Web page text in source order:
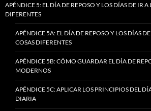
APÉNDICE 5: EL DÍA DE REPOSO Y LOS DÍAS DE IR A
DIFERENTES
APÉNDICE 5A: EL DÍA DE REPOSO Y LOS DÍAS
COSAS DIFERENTES
APÉNDICE 5B: CÓMO GUARDAR EL DÍA DE
MODERNOS
APÉNDICE 5C: APLICAR LOS PRINCIPIOS DEL
DIARIA